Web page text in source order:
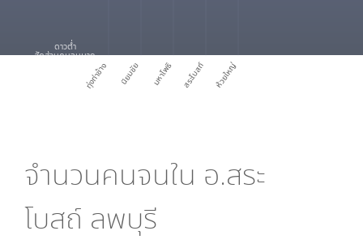
ทุ่งท่าช้าง นิยมชัย มหาโพธิ สระโบสถ์ ห้วยใหญ่
ดาวต่ำ
สัดส่วนคนจนมาก
จำนวนคนจนใน อ.สระ
โบสถ์ ลพบุรี